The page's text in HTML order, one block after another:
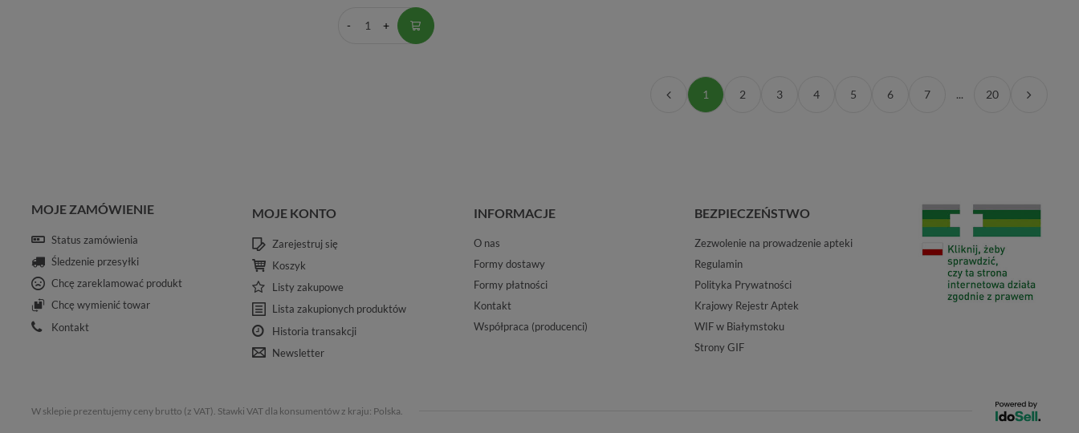
1 2 3 4 5 6 7 ... 20
MOJE ZAMÓWIENIE
Status zamówienia
Śledzenie przesyłki
Chcę zareklamować produkt
Chcę wymienić towar
Kontakt
MOJE KONTO
Zarejestruj się
Koszyk
Listy zakupowe
Lista zakupionych produktów
Historia transakcji
Newsletter
INFORMACJE
O nas
Formy dostawy
Formy płatności
Kontakt
Współpraca (producenci)
BEZPIECZEŃSTWO
Zezwolenie na prowadzenie apteki
Regulamin
Polityka Prywatności
Krajowy Rejestr Aptek
WIF w Białymstoku
Strony GIF
W sklepie prezentujemy ceny brutto (z VAT). Stawki VAT dla konsumentów z kraju: Polska.